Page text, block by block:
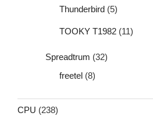
Thunderbird (5)
TOOKY T1982 (11)
Spreadtrum (32)
freetel (8)
CPU (238)